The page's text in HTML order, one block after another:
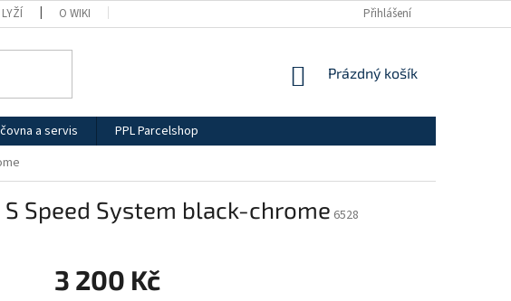
O WIKI DOPRAVA A PLATBY
Přihlášení
NÁKUPNÍ
Prázdný košík
a servis
PPL Parcelshop
Speed System black-chrome 6528
3 200 Kč